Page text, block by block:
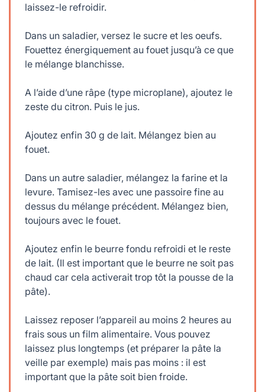
laissez-le refroidir.
Dans un saladier, versez le sucre et les oeufs.
Fouettez énergiquement au fouet jusqu’à ce que
le mélange blanchisse.
A l’aide d’une râpe (type microplane), ajoutez le
zeste du citron. Puis le jus.
Ajoutez enfin 30 g de lait. Mélangez bien au
fouet.
Dans un autre saladier, mélangez la farine et la
levure. Tamisez-les avec une passoire fine au
dessus du mélange précédent. Mélangez bien,
toujours avec le fouet.
Ajoutez enfin le beurre fondu refroidi et le reste
de lait. (Il est important que le beurre ne soit pas
chaud car cela activerait trop tôt la pousse de la
pâte).
Laissez reposer l’appareil au moins 2 heures au
frais sous un film alimentaire. Vous pouvez
laissez plus longtemps (et préparer la pâte la
veille par exemple) mais pas moins : il est
important que la pâte soit bien froide.